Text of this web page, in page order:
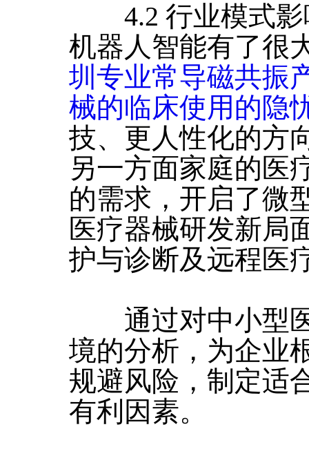
4.2 行业模式影
机器人智能有了很
圳专业常导磁共振
械的临床使用的隐
技、更人性化的方
另一方面家庭的医
的需求，开启了微
医疗器械研发新局
护与诊断及远程医
通过对中小型医
境的分析，为企业
规避风险，制定适
有利因素。